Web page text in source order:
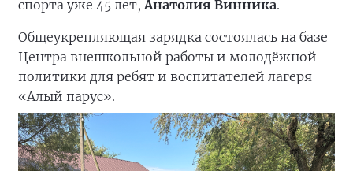
спорта уже 45 лет, Анатолия Винника.
Общеукрепляющая зарядка состоялась на базе
Центра внешкольной работы и молодёжной
политики для ребят и воспитателей лагеря
«Алый парус».